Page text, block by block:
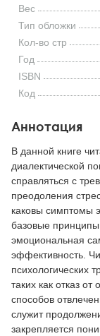
Вес
Тип обложки
Кол-во стр
Год
ISBN
Код
Аннотация
В данной книге
диалектической
справляться с
преодоления
каковы симптомы
базовые принципы
эмоциональная
эффективность.
психологических
таких как отказ
способов
служит
закрепляется